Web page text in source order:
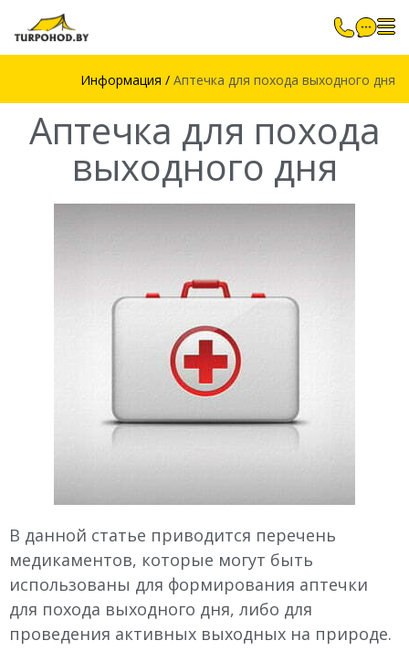
Информация / Аптечка для похода выходного дня
Аптечка для похода
выходного дня
В данной статье приводится перечень
медикаментов, которые могут быть
использованы для формирования аптечки
для похода выходного дня, либо для
проведения активных выходных на природе.